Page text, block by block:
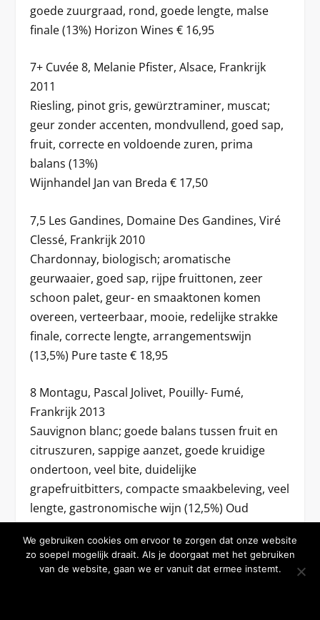
goede zuurgraad, rond, goede lengte, malse
finale (13%) Horizon Wines € 16,95
7+ Cuvée 8, Melanie Pfister, Alsace, Frankrijk
2011
Riesling, pinot gris, gewürztraminer, muscat;
geur zonder accenten, mondvullend, goed sap,
fruit, correcte en voldoende zuren, prima
balans (13%)
Wijnhandel Jan van Breda € 17,50
7,5 Les Gandines, Domaine Des Gandines, Viré
Clessé, Frankrijk 2010
Chardonnay, biologisch; aromatische
geurwaaier, goed sap, rijpe fruittonen, zeer
schoon palet, geur- en smaaktonen komen
overeen, verteerbaar, mooie, redelijke strakke
finale, correcte lengte, arrangementswijn
(13,5%) Pure taste € 18,95
8 Montagu, Pascal Jolivet, Pouilly- Fumé,
Frankrijk 2013
Sauvignon blanc; goede balans tussen fruit en
citruszuren, sappige aanzet, goede kruidige
ondertoon, veel bite, duidelijke
grapefruitbitters, compacte smaakbeleving, veel
lengte, gastronomische wijn (12,5%) Oud
Reuchlin & Boelen € 20,00
7,5 Didyme, Malvasia, Tasca d’Almerita, IGP
We gebruiken cookies om ervoor te zorgen dat onze website
zo soepel mogelijk draait. Als je doorgaat met het gebruiken
van de website, gaan we er vanuit dat ermee instemt.